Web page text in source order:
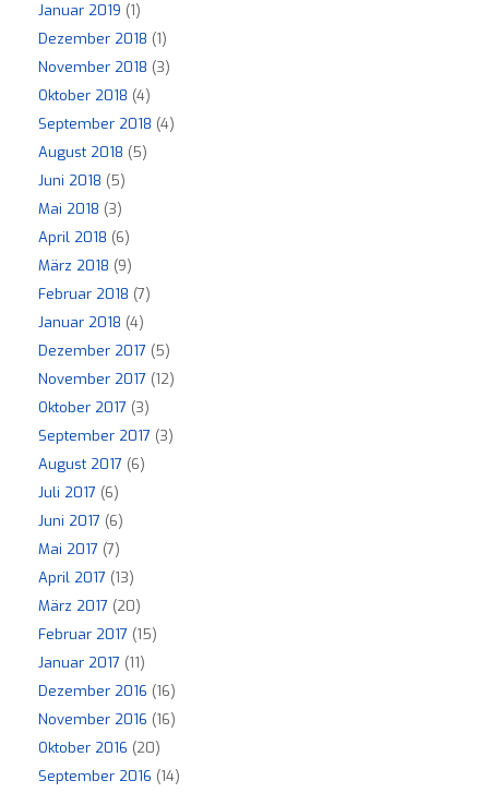
Januar 2019 (1)
Dezember 2018 (1)
November 2018 (3)
Oktober 2018 (4)
September 2018 (4)
August 2018 (5)
Juni 2018 (5)
Mai 2018 (3)
April 2018 (6)
März 2018 (9)
Februar 2018 (7)
Januar 2018 (4)
Dezember 2017 (5)
November 2017 (12)
Oktober 2017 (3)
September 2017 (3)
August 2017 (6)
Juli 2017 (6)
Juni 2017 (6)
Mai 2017 (7)
April 2017 (13)
März 2017 (20)
Februar 2017 (15)
Januar 2017 (11)
Dezember 2016 (16)
November 2016 (16)
Oktober 2016 (20)
September 2016 (14)